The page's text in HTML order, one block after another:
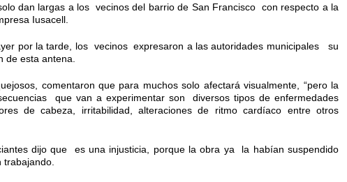
dan largas a los vecinos del barrio de San Francisco con respecto a la
Iusacell.
por la tarde, los vecinos expresaron a las autoridades municipales su
de esta antena.
comentaron que para muchos solo afectará visualmente, “pero la
que van a experimentar son diversos tipos de enfermedades
de cabeza, irritabilidad, alteraciones de ritmo cardíaco entre otros
dijo que es una injusticia, porque la obra ya la habían suspendido